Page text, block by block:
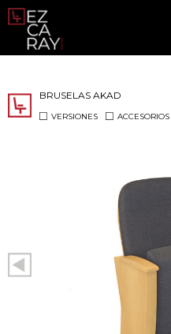
BRUSELAS AKAD
VERSIONES ACCESORIOS